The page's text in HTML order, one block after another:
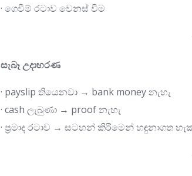
· ගෙවීම් රටාව වෙනස් වීම
සැබෑ උදාහරණ
· payslip තියෙනවා → bank money නැහැ
· cash ලැබුණා → proof නැහැ
· ප්‍රමාද රටාව → සටහන් කිරීමෙන් හඳුනාගත